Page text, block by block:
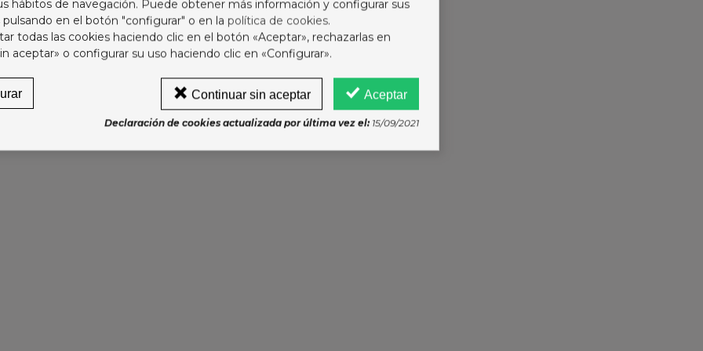
BEBE SECO T4+
15KG 62U
€
CHAMPU
ALCEDA
PURE
300 G
€
1-6 de 6 artículo(s)
hábitos de navegación. Puede obtener más información y configurar sus
en el botón "configurar" o en la política de cookies.
todas las cookies haciendo clic en el botón «Aceptar», rechazarlas en
aceptar» o configurar su uso haciendo clic en «Configurar».
Aceptar
Continuar sin aceptar
Declaración de cookies actualizada por última vez el:15/09/2021